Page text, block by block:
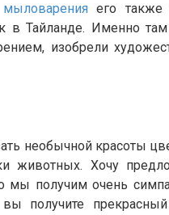
мыловарения его также
в Тайланде. Именно
изобрели
необычной красоты
животных. Хочу
мы получим очень
получите